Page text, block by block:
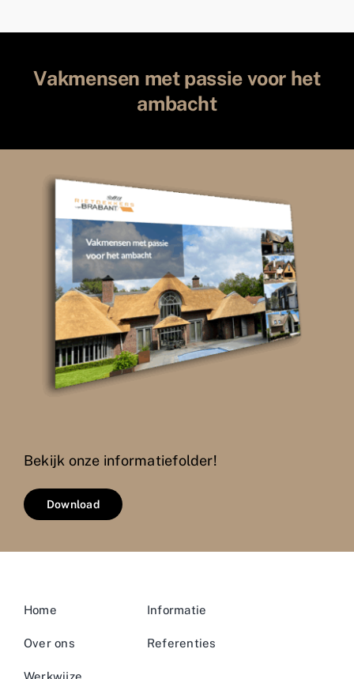
Vakmensen met passie voor het
ambacht
Bekijk onze informatiefolder!
Download
Home
Over ons
Werkwijze
Informatie
Referenties